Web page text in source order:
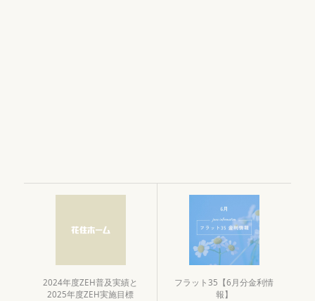
2024年度ZEH普及実績と
2025年度ZEH実施目標
フラット35【6月分金利情
報】